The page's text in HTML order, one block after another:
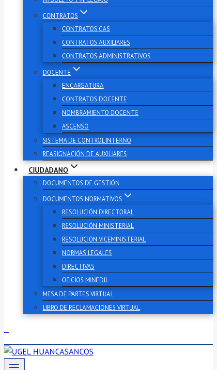
CONTRATOS
CONTRATOS CAS
CONTRATOS AUXILIARES
CONTRATOS ADMINISTRATIVOS
DOCENTE
ENCARGATURA
CONTRATOS DOCENTE
NOMBRAMIENTO DOCENTE
ASCENSO
SISTEMA DE CONTROL INTERNO
REASIGNACIÓN DE AUXILIARES
CIUDADANO
DOCUMENTOS DE GESTIÓN
DOCUMENTOS NORMATIVOS
RESOLUCIÓN DIRECTORAL
RESOLUCIÓN MINISTERIAL
RESOLUCIÓN VICEMINISTERIAL
NORMAS LEGALES
DIRECTIVAS
OFICIOS MINEDU
MESA DE PARTES VIRTUAL
LIBRO DE RECLAMACIONES VIRTUAL